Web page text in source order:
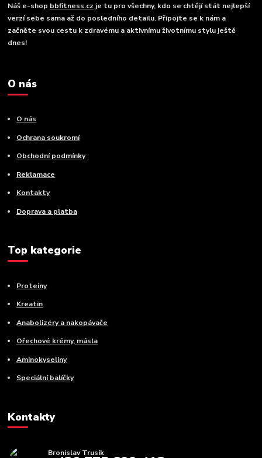
Náš e-shop bbfitness.cz je tu pro všechny, kdo se chtějí stát nejlepší
verzí sebe sama až do posledního detailu. Připojte se k nám a
začněte svou cestu k zdravému a aktivnímu životnímu stylu ještě
dnes!
O nás
O nás
Ochrana soukromí
Obchodní podmínky
Reklamace
Kontakty
Doprava a platba
Top kategorie
Proteiny
Kreatin
Anabolizéry a nakopávače
Ořechové krémy, másla
Aminokyseliny
Speciální balíčky
Kontakty
Bronislav Trusík